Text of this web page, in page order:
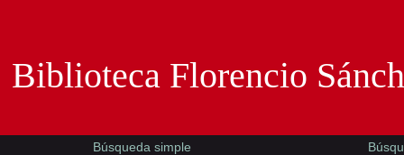
Biblioteca Florencio
Búsqueda simple